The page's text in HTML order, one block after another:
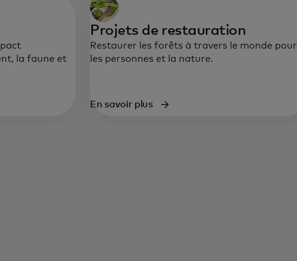
la faune et
Projets de restauration
Restaurer les forêts à travers le monde pour
les personnes et la nature.
En savoir plus